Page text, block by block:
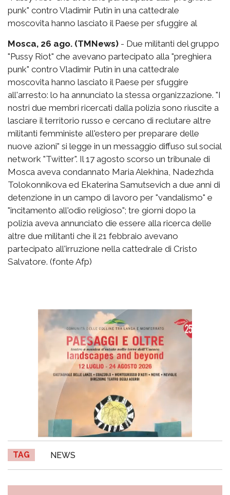
punk" contro Vladimir Putin in una cattedrale
moscovita hanno lasciato il Paese per sfuggire al
Mosca, 26 ago. (TMNews) - Due militanti del gruppo
"Pussy Riot" che avevano partecipato alla "preghiera
punk" contro Vladimir Putin in una cattedrale
moscovita hanno lasciato il Paese per sfuggire
all'arresto: lo ha annunciato la stessa organizzazione. "I
nostri due membri ricercati dalla polizia sono riuscite a
lasciare il territorio russo e cercano di reclutare altre
militanti femministe all'estero per preparare delle
nuove azioni" si legge in un messaggio diffuso sul social
network "Twitter". Il 17 agosto scorso un tribunale di
Mosca aveva condannato Maria Alekhina, Nadezhda
Tolokonnikova ed Ekaterina Samutsevich a due anni di
detenzione in un campo di lavoro per "vandalismo" e
"incitamento all'odio religioso"; tre giorni dopo la
polizia aveva annunciato die essere alla ricerca delle
altre due militanti che il 21 febbraio avevano
partecipato all'irruzione nella cattedrale di Cristo
Salvatore. (fonte Afp)
TAG NEWS